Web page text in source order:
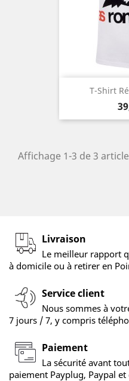
T-Shirt
Affichage 1-3 de 3
Livraison
Le meilleur rapport
à domicile ou à retirer en
Service client
Nous sommes à
7 jours / 7, y compris
Paiement
La sécurité avant
paiement Payplug, Paypal